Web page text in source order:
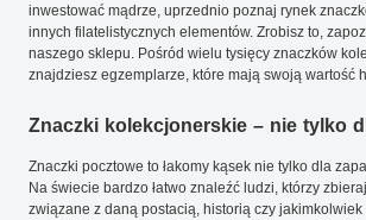
inwestować mądrze, uprzednio poznaj rynek
innych filatelistycznych elementów. Zrobisz to,
naszego sklepu. Pośród wielu tysięcy znaczków
znajdziesz egzemplarze, które mają swoją wartość
Znaczki kolekcjonerskie – nie tylko
Znaczki pocztowe to łakomy kąsek nie tylko dla
Na świecie bardzo łatwo znaleźć ludzi, którzy
związane z daną postacią, historią czy